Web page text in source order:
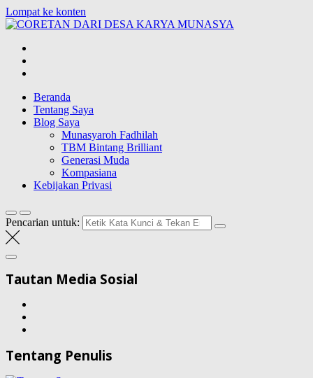
Lompat ke konten
Blog Wong Ndeso yang ingin berbagi berbagai hal di sekitarnya
Beranda
Tentang Saya
Blog Saya
Munasyaroh Fadhilah
TBM Bintang Brilliant
Generasi Muda
Kompasiana
Kebijakan Privasi
Pencarian untuk:
Tautan Media Sosial
Tentang Penulis